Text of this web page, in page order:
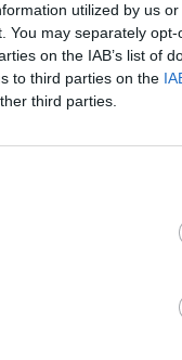
utilized by us
You may separately
on the IAB’s list of
to third parties on the
third parties.